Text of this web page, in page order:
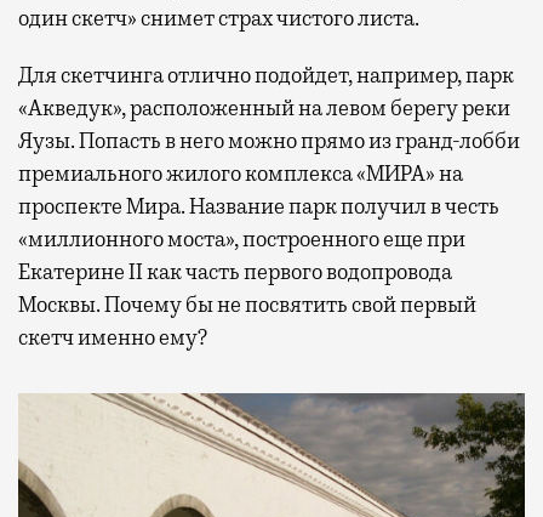
один скетч» снимет страх чистого листа.
Для скетчинга отлично подойдет, например, парк
«Акведук», расположенный на левом берегу реки
Яузы. Попасть в него можно прямо из гранд-лобби
премиального жилого комплекса «МИРА» на
проспекте Мира. Название парк получил в честь
«миллионного моста», построенного еще при
Екатерине II как часть первого водопровода
Москвы. Почему бы не посвятить свой первый
скетч именно ему?